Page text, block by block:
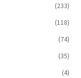
(233)
(118)
(74)
(35)
(4)